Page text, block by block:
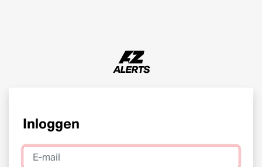
Inloggen
E-mail